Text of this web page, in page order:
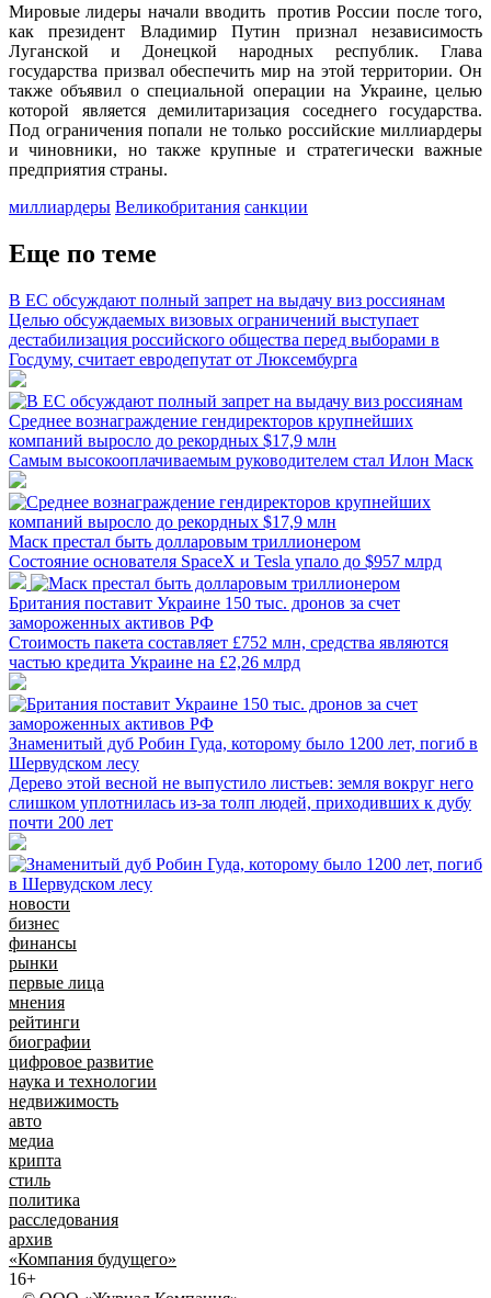
Мировые лидеры начали вводить против России после того,
как президент Владимир Путин признал независимость
Луганской и Донецкой народных республик. Глава
государства призвал обеспечить мир на этой территории. Он
также объявил о специальной операции на Украине, целью
которой является демилитаризация соседнего государства.
Под ограничения попали не только российские миллиардеры
и чиновники, но также крупные и стратегически важные
предприятия страны.
миллиардеры Великобритания санкции
Еще по теме
В ЕС обсуждают полный запрет на выдачу виз россиянам
Целью обсуждаемых визовых ограничений выступает
дестабилизация российского общества перед выборами в
Госдуму, считает евродепутат от Люксембурга
Среднее вознаграждение гендиректоров крупнейших
компаний выросло до рекордных $17,9 млн
Самым высокооплачиваемым руководителем стал Илон Маск
Маск престал быть долларовым триллионером
Состояние основателя SpaceX и Tesla упало до $957 млрд
Британия поставит Украине 150 тыс. дронов за счет
замороженных активов РФ
Стоимость пакета составляет £752 млн, средства являются
частью кредита Украине на £2,26 млрд
Знаменитый дуб Робин Гуда, которому было 1200 лет, погиб в
Шервудском лесу
Дерево этой весной не выпустило листьев: земля вокруг него
слишком уплотнилась из-за толп людей, приходивших к дубу
почти 200 лет
новости
бизнес
финансы
рынки
первые лица
мнения
рейтинги
биографии
цифровое развитие
наука и технологии
недвижимость
авто
медиа
крипта
стиль
политика
расследования
архив
«Компания будущего»
16+